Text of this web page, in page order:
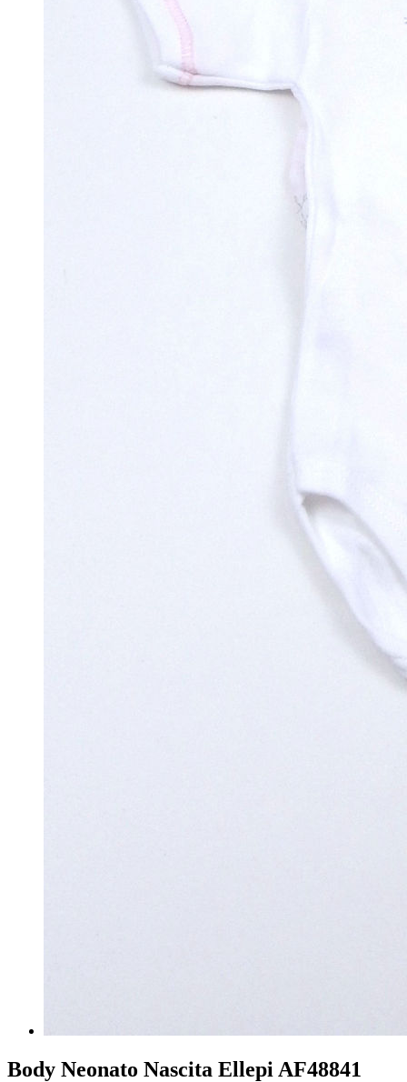
Body Neonato Nascita Ellepi AF48841